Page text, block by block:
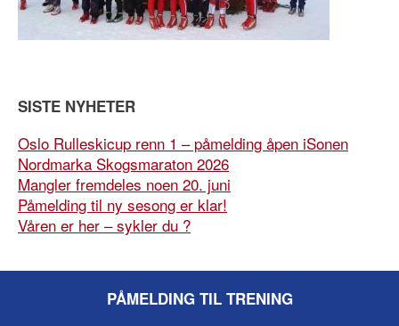
SISTE NYHETER
Oslo Rulleskicup renn 1 – påmelding åpen iSonen
Nordmarka Skogsmaraton 2026
Mangler fremdeles noen 20. juni
Påmelding til ny sesong er klar!
Våren er her – sykler du ?
PÅMELDING TIL TRENING